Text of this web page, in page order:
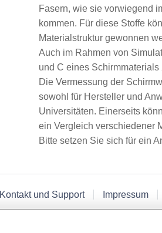
Fasern, wie sie vorwiegend
kommen. Für diese Stoffe
Materialstruktur gewonnen
Auch im Rahmen von
und C eines Schirmmaterials
Die Vermessung der
sowohl für Hersteller und
Universitäten. Einerseits
ein Vergleich verschiedener
Bitte setzen Sie sich für ein
Kontakt und Support Impressum